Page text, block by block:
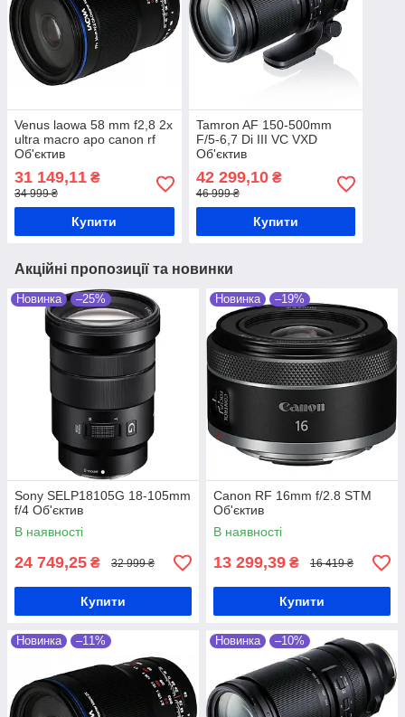
Venus laowa 58 mm f2,8 2x
ultra macro apo canon rf
Об'єктив
31 149,11 ₴
34 999 ₴
Купити
Tamron AF 150-500mm
F/5-6,7 Di III VC VXD
Об'єктив
42 299,10₴
46 999 ₴
Купити
Акційні пропозиції та новинки
Новинка –25%
Sony SELP18105G 18-105mm
f/4 Об'єктив
В наявності
24 749,25 ₴ 32 999 ₴
Купити
Новинка –19%
Canon RF 16mm f/2.8 STM
Об'єктив
В наявності
13 299,39 ₴ 16 419 ₴
Купити
Новинка –11% Новинка –10%